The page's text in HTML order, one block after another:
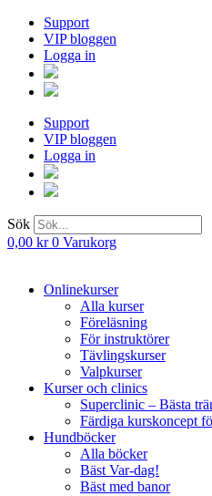
Hoppa
innehåll
Support
VIP bloggen
Logga in
Support
VIP bloggen
Logga in
Sök
0,00 kr 0 Varukorg
Onlinekurser
Alla kurser
Föreläsning
För instruktörer
Tävlingskurser
Valpkurser
Kurser och clinics
Superclinic – Bästa
Färdiga kurskoncept
Hundböcker
Alla böcker
Bäst Var-dag!
Bäst med banor